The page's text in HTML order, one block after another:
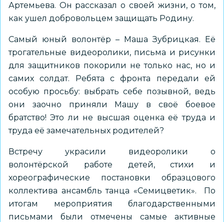
Артемьева. Он рассказал о своей жизни, о том,
как ушел добровольцем защищать Родину.
Самый юный волонтёр – Маша Зубрицкая. Её
трогательные видеоролики, письма и рисунки
для защитников покорили не только нас, но и
самих солдат. Ребята с фронта передали ей
особую просьбу: выбрать себе позывной, ведь
они заочно приняли Машу в своё боевое
братство! Это ли не высшая оценка её труда и
труда её замечательных родителей?
Встречу украсили видеоролики о
волонтёрской работе детей, стихи и
хореографические постановки образцового
коллектива ансамбль танца «Семицветик». По
итогам мероприятия благодарственными
письмами были отмечены самые активные